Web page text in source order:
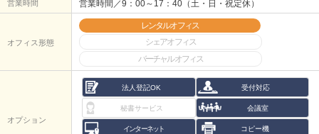
営業時間 営業時間／9：00～17：40（土・日・祝定休）
オフィス形態
レンタルオフィス
シェアオフィス
バーチャルオフィス
オプション
法人登記OK 受付対応
秘書サービス 会議室
インターネット コピー機